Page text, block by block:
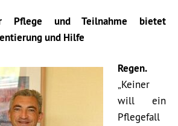
Pflege und Teilnahme bietet
und Hilfe
Regen.
„Keiner
will ein
Pflegefall